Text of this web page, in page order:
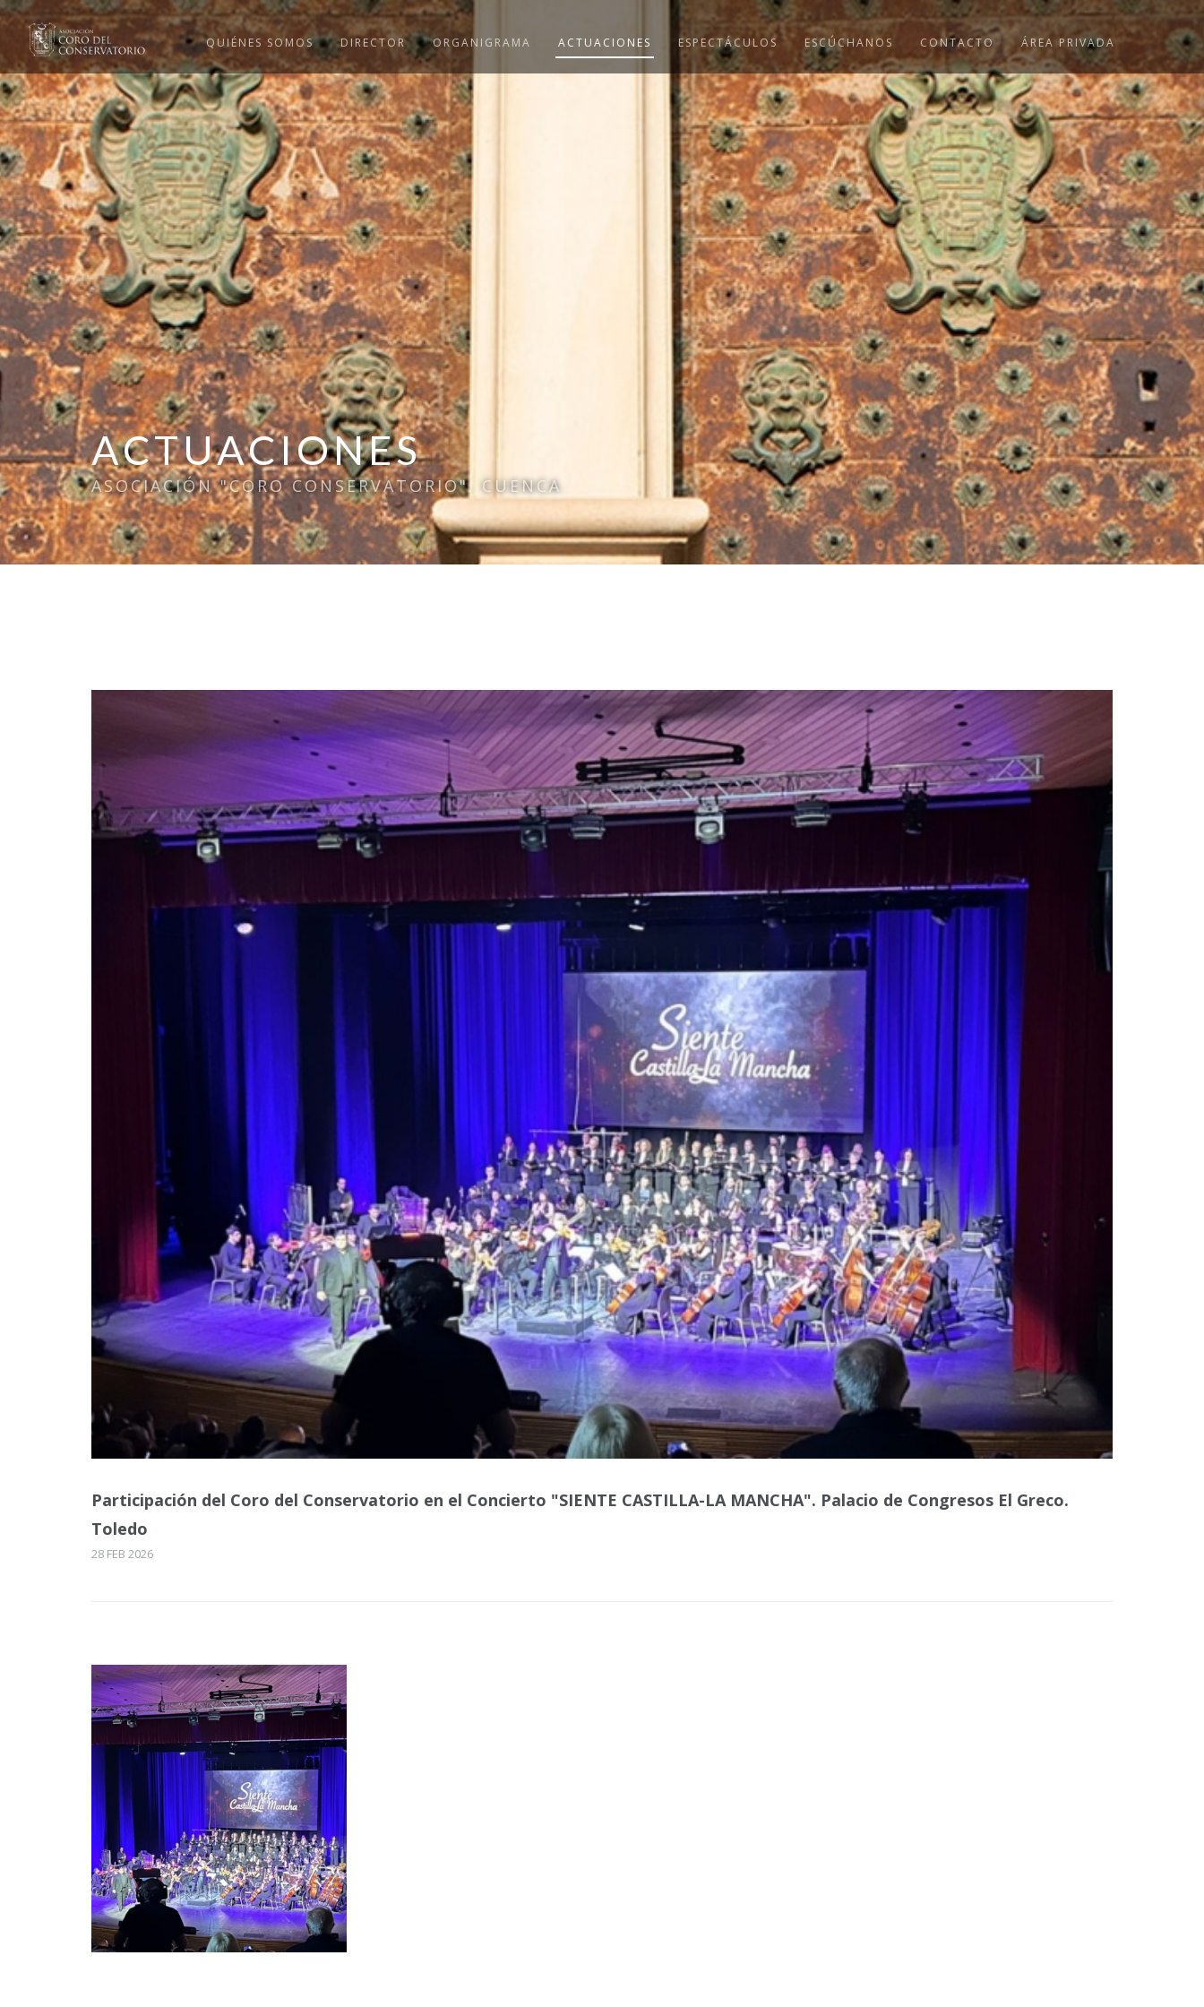
QUIÉNES SOMOS DIRECTOR ORGANIGRAMA ACTUACIONES ESPECTÁCULOS ESCÚCHANOS CONTACTO ÁREA PRIVADA
ACTUACIONES
ASOCIACIÓN "CORO CONSERVATORIO". CUENCA
Participación del Coro del Conservatorio en el Concierto "SIENTE CASTILLA-LA MANCHA". Palacio de Congresos El Greco.
Toledo
28 FEB 2026
Participación del Coro
del Conservatorio en
el Concierto "SIENTE
CASTILLA-LA
MANCHA". Palacio de
Congresos El Greco.
Toledo
ACTUALIDAD